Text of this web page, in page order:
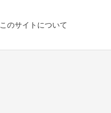
このサイトについて